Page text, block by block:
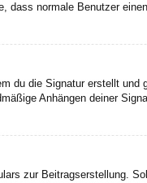
dass normale Benutzer
du die Signatur erstellt und
Anhängen deiner
zur Beitragserstellung.